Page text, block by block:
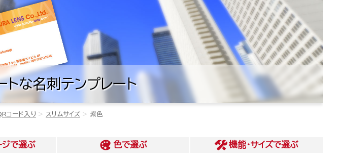
トな名刺テンプレート
コード入り スリムサイズ 紫色
ジで選ぶ 色で選ぶ 機能・サイズで選ぶ